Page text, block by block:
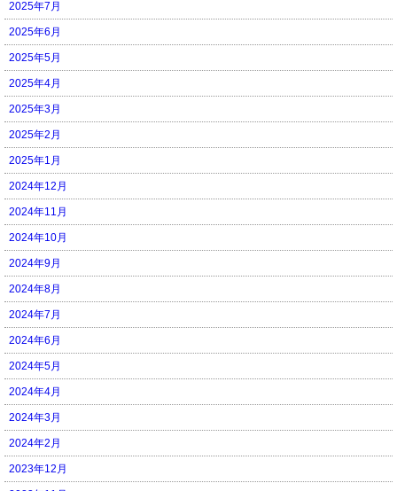
2025年7月
2025年6月
2025年5月
2025年4月
2025年3月
2025年2月
2025年1月
2024年12月
2024年11月
2024年10月
2024年9月
2024年8月
2024年7月
2024年6月
2024年5月
2024年4月
2024年3月
2024年2月
2023年12月